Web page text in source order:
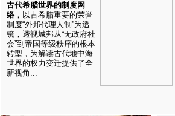
古代希腊世界的制度网
络 ，以古希腊重要的荣誉
制度“外邦代理人制”为透
镜，透视城邦从“无政府社
会”到帝国等级秩序的根本
转型，为解读古代地中海
世界的权力变迁提供了全
新视角...